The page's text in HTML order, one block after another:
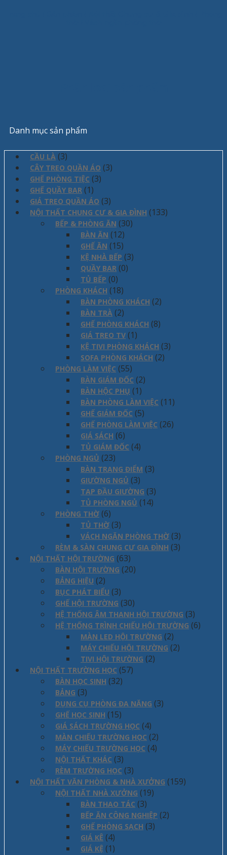
Danh mục sản phẩm
CẦU LÀ (3)
CÂY TREO QUẦN ÁO (3)
GHẾ PHÒNG TIỆC (3)
GHẾ QUẦY BAR (1)
GIÁ TREO QUẦN ÁO (3)
NỘI THẤT CHUNG CƯ & GIA ĐÌNH (133)
BẾP & PHÒNG ĂN (30)
BÀN ĂN (12)
GHẾ ĂN (15)
KỆ NHÀ BẾP (3)
QUẦY BAR (0)
TỦ BẾP (0)
PHÒNG KHÁCH (18)
BÀN PHÒNG KHÁCH (2)
BÀN TRÀ (2)
GHẾ PHÒNG KHÁCH (8)
GIÁ TREO TV (1)
KỆ TIVI PHÒNG KHÁCH (3)
SOFA PHÒNG KHÁCH (2)
PHÒNG LÀM VIỆC (55)
BÀN GIÁM ĐỐC (2)
BÀN HỘC PHỤ (1)
BÀN PHÒNG LÀM VIỆC (11)
GHẾ GIÁM ĐỐC (5)
GHẾ PHÒNG LÀM VIỆC (26)
GIÁ SÁCH (6)
TỦ GIÁM ĐỐC (4)
PHÒNG NGỦ (23)
BÀN TRANG ĐIỂM (3)
GIƯỜNG NGỦ (3)
TAP ĐẦU GIƯỜNG (3)
TỦ PHÒNG NGỦ (14)
PHÒNG THỜ (6)
TỦ THỜ (3)
VÁCH NGĂN PHÒNG THỜ (3)
RÈM & SÀN CHUNG CƯ GIA ĐÌNH (3)
NỘI THẤT HỘI TRƯỜNG (63)
BÀN HỘI TRƯỜNG (20)
BẢNG HIỆU (2)
BỤC PHÁT BIỂU (3)
GHẾ HỘI TRƯỜNG (30)
HỆ THỐNG ÂM THANH HỘI TRƯỜNG (3)
HỆ THỐNG TRÌNH CHIẾU HỘI TRƯỜNG (6)
MÀN LED HỘI TRƯỜNG (2)
MÁY CHIẾU HỘI TRƯỜNG (2)
TIVI HỘI TRƯỜNG (2)
NỘI THẤT TRƯỜNG HỌC (57)
BÀN HỌC SINH (32)
BẢNG (3)
DỤNG CỤ PHÒNG ĐA NĂNG (3)
GHẾ HỌC SINH (15)
GIÁ SÁCH TRƯỜNG HỌC (4)
MÀN CHIẾU TRƯỜNG HỌC (2)
MÁY CHIẾU TRƯỜNG HỌC (4)
NỘI THẤT KHÁC (3)
RÈM TRƯỜNG HỌC (3)
NỘI THẤT VĂN PHÒNG & NHÀ XƯỞNG (159)
NỘI THẤT NHÀ XƯỞNG (19)
BÀN THAO TÁC (3)
BẾP ĂN CÔNG NGHIỆP (2)
GHẾ PHÒNG SẠCH (3)
GIÁ KÊ (4)
GIÁ KỆ (1)